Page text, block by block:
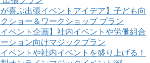
が喜ぶ出張イベントアイデア】子ども向
ショー＆ワークショップ プラン
イベント企画】社内イベントや労働組合
ション向けマジックプラン
ベントや社内イベントを盛り上げる！